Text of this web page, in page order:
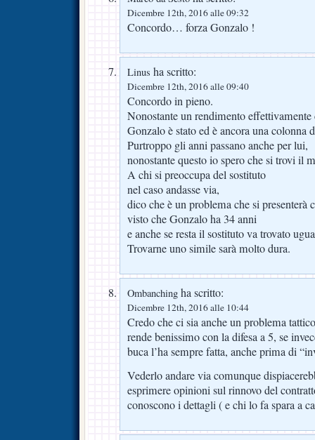
Dicembre 12th, 2016 alle 09:32
Concordo… forza Gonzalo !
Linus ha scritto:
Dicembre 12th, 2016 alle 09:40
Concordo in pieno.
Nonostante un rendimento effettivamente
Gonzalo è stato ed è ancora una colonna
Purtroppo gli anni passano anche per lui,
nonostante questo io spero che si trovi il
A chi si preoccupa del sostituto
nel caso andasse via,
dico che è un problema che si presenterà
visto che Gonzalo ha 34 anni
e anche se resta il sostituto va trovato
Trovarne uno simile sarà molto dura.
Ombanching ha scritto:
Dicembre 12th, 2016 alle 10:44
Credo che ci sia anche un problema
rende benissimo con la difesa a 5, se
buca l’ha sempre fatta, anche prima di
Vederlo andare via comunque
esprimere opinioni sul rinnovo del
conoscono i dettagli ( e chi lo fa spara a